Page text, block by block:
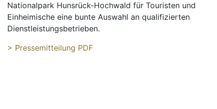
Nationalpark Hunsrück-Hochwald für Touristen und
Einheimische eine bunte Auswahl an qualifizierten
Dienstleistungsbetrieben.
> Pressemitteilung PDF